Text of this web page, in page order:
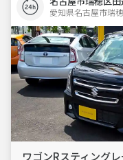
愛知県名古屋市瑞
ワゴンRスティング